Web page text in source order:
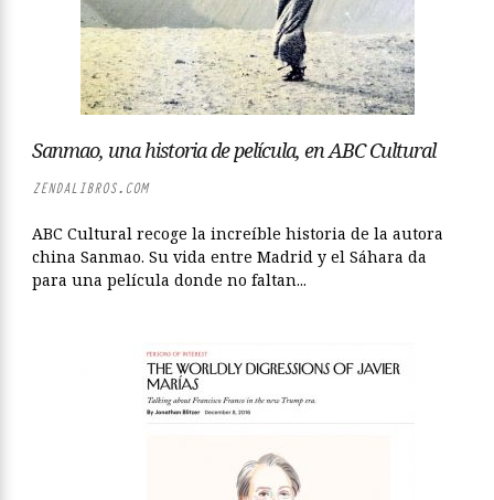
Sanmao, una historia de película, en ABC Cultural
ZENDALIBROS.COM
ABC Cultural recoge la increíble historia de la autora
china Sanmao. Su vida entre Madrid y el Sáhara da
para una película donde no faltan...